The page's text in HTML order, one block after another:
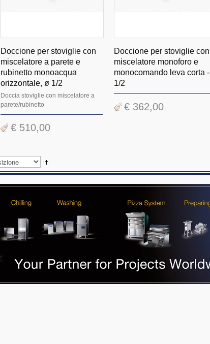
Doccione per stoviglie con
miscelatore a parete e
rubinetto monoacqua
orizzontale, ø 1/2
Doccia stoviglie con miscelatore a
parete/rubinetto
€ 510,00
Doccione per stoviglie con
miscelatore monoforo e
monocomando leva corta -
1/2
€ 362,00